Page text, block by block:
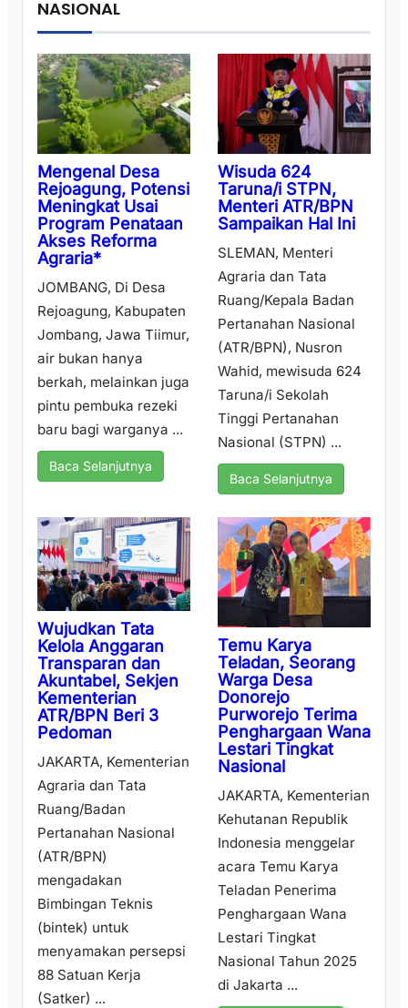
NASIONAL
Mengenal Desa
Rejoagung, Potensi
Meningkat Usai
Program Penataan
Akses Reforma
Agraria*
JOMBANG, Di Desa
Rejoagung, Kabupaten
Jombang, Jawa Tiimur,
air bukan hanya
berkah, melainkan juga
pintu pembuka rezeki
baru bagi warganya ...
Baca Selanjutnya
Wisuda 624
Taruna/i STPN,
Menteri ATR/BPN
Sampaikan Hal Ini
SLEMAN, Menteri
Agraria dan Tata
Ruang/Kepala Badan
Pertanahan Nasional
(ATR/BPN), Nusron
Wahid, mewisuda 624
Taruna/i Sekolah
Tinggi Pertanahan
Nasional (STPN) ...
Baca Selanjutnya
Wujudkan Tata
Kelola Anggaran
Transparan dan
Akuntabel, Sekjen
Kementerian
ATR/BPN Beri 3
Pedoman
JAKARTA, Kementerian
Agraria dan Tata
Ruang/Badan
Pertanahan Nasional
(ATR/BPN)
mengadakan
Bimbingan Teknis
(bintek) untuk
menyamakan persepsi
88 Satuan Kerja
(Satker) ...
Temu Karya
Teladan, Seorang
Warga Desa
Donorejo
Purworejo Terima
Penghargaan Wana
Lestari Tingkat
Nasional
JAKARTA, Kementerian
Kehutanan Republik
Indonesia menggelar
acara Temu Karya
Teladan Penerima
Penghargaan Wana
Lestari Tingkat
Nasional Tahun 2025
di Jakarta ...